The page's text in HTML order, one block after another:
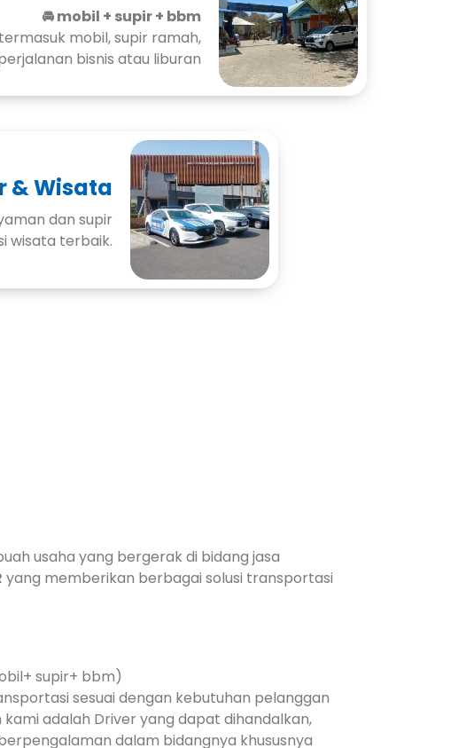
🚘 mobil + supir + bbm
mobil, supir ramah,
bisnis atau liburan
& Wisata
dan supir
wisata terbaik.
usaha yang bergerak di bidang jasa
yang memberikan berbagai solusi transportasi
supir+ bbm)
sesuai dengan kebutuhan pelanggan
adalah Driver yang dapat dihandalkan,
dalam bidangnya khususnya